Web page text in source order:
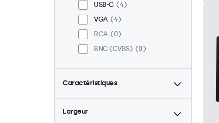
USB-C
4
VGA
4
RCA
0
BNC (CVBS)
0
Caractéristiques
4:3 / 5:4
1
Largeur